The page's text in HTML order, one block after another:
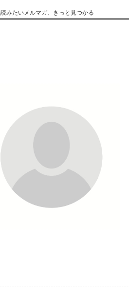
読みたいメルマガ、きっと見つかる